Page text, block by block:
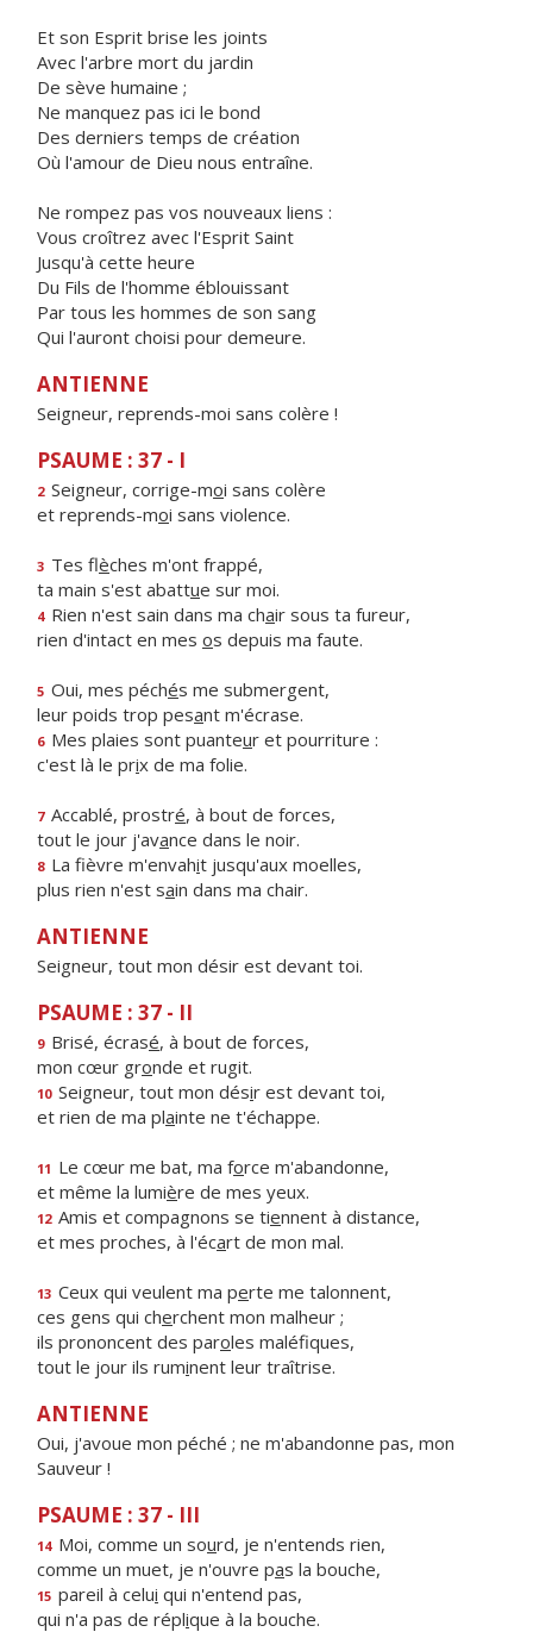
Et son Esprit brise les joints
Avec l'arbre mort du jardin
De sève humaine ;
Ne manquez pas ici le bond
Des derniers temps de création
Où l'amour de Dieu nous entraîne.
Ne rompez pas vos nouveaux liens :
Vous croîtrez avec l'Esprit Saint
Jusqu'à cette heure
Du Fils de l'homme éblouissant
Par tous les hommes de son sang
Qui l'auront choisi pour demeure.
ANTIENNE
Seigneur, reprends-moi sans colère !
PSAUME : 37 - I
2 Seigneur, corrige-moi sans colère
et reprends-moi sans violence.
3 Tes flèches m'ont frappé,
ta main s'est abattue sur moi.
4 Rien n'est sain dans ma chair sous ta fureur,
rien d'intact en mes os depuis ma faute.
5 Oui, mes péchés me submergent,
leur poids trop pesant m'écrase.
6 Mes plaies sont puanteur et pourriture :
c'est là le prix de ma folie.
7 Accablé, prostré, à bout de forces,
tout le jour j'avance dans le noir.
8 La fièvre m'envahit jusqu'aux moelles,
plus rien n'est sain dans ma chair.
ANTIENNE
Seigneur, tout mon désir est devant toi.
PSAUME : 37 - II
9 Brisé, écrasé, à bout de forces,
mon cœur gronde et rugit.
10 Seigneur, tout mon désir est devant toi,
et rien de ma plainte ne t'échappe.
11 Le cœur me bat, ma force m'abandonne,
et même la lumière de mes yeux.
12 Amis et compagnons se tiennent à distance,
et mes proches, à l'écart de mon mal.
13 Ceux qui veulent ma perte me talonnent,
ces gens qui cherchent mon malheur ;
ils prononcent des paroles maléfiques,
tout le jour ils ruminent leur traîtrise.
ANTIENNE
Oui, j'avoue mon péché ; ne m'abandonne pas, mon
Sauveur !
PSAUME : 37 - III
14 Moi, comme un sourd, je n'entends rien,
comme un muet, je n'ouvre pas la bouche,
15 pareil à celui qui n'entend pas,
qui n'a pas de réplique à la bouche.